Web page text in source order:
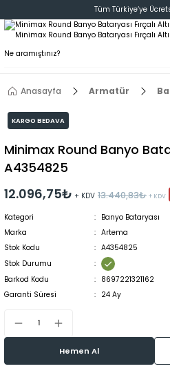
Tüm Türkiye‘ye
Anasayfa Armatür
KARGO BEDAVA
Minimax Round Banyo
A4354825
12.096,75₺ + KDV 13.440,83₺ + KDV
Kategori
Banyo Bataryası
Marka
Artema
Stok Kodu
A4354825
Stok Durumu
Barkod Kodu
8697221321162
Garanti Süresi
24 Ay
Hemen Al